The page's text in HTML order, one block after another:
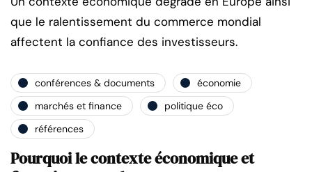
que le ralentissement du commerce mondial
affectent la confiance des investisseurs.
conférences & documents
économie
marchés et finance
politique éco
références
Pourquoi le contexte économique et